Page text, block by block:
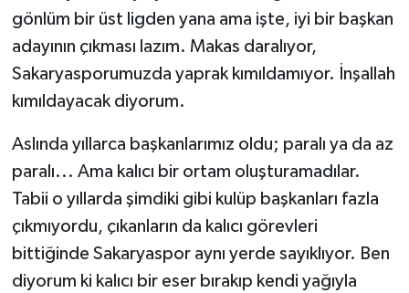
gönlüm bir üst ligden yana ama işte, iyi bir başkan
adayının çıkması lazım. Makas daralıyor,
Sakaryasporumuzda yaprak kımıldamıyor. İnşallah
kımıldayacak diyorum.
Aslında yıllarca başkanlarımız oldu; paralı ya da az
paralı... Ama kalıcı bir ortam oluşturamadılar.
Tabii o yıllarda şimdiki gibi kulüp başkanları fazla
çıkmıyordu, çıkanların da kalıcı görevleri
bittiğinde Sakaryaspor aynı yerde sayıklıyor. Ben
diyorum ki kalıcı bir eser bırakıp kendi yağıyla